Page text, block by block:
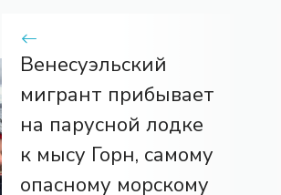
Венесуэльский
мигрант прибывает
на парусной лодке
к мысу Горн, самому
опасному морскому